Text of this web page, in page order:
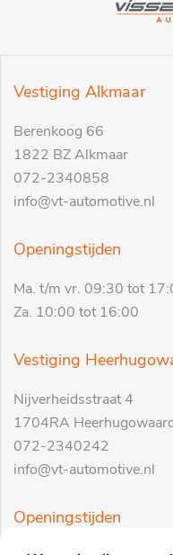
Vestiging Alkmaar
Berenkoog 66
1822 BZ Alkmaar
072-2340858
info@vt-automotive.nl
Openingstijden
Ma. t/m vr. 09:30 tot
Za. 10:00 tot 16:00
Vestiging
Nijverheidsstraat 4
1704RA
072-2340242
info@vt-automotive.nl
Openingstijden